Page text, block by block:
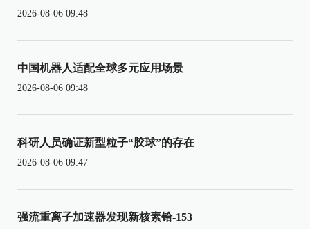
2026-08-06 09:48
中国机器人适配全球多元应用场景
2026-08-06 09:48
科研人员确证新型粒子“胶球”的存在
2026-08-06 09:47
强流重离子加速器发现新核素铪-153